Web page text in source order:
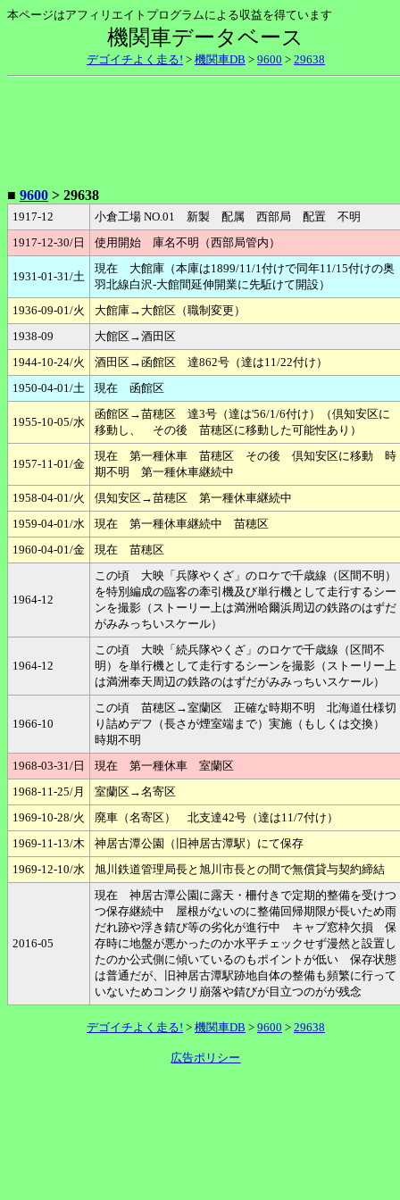
本ページはアフィリエイトプログラムによる収益を得ています
機関車データベース
デゴイチよく走る! > 機関車DB > 9600 > 29638
■ 9600 > 29638
1917-12
小倉工場 NO.01 新製 配属 西部局 配置 不明
1917-12-30/日
使用開始 庫名不明（西部局管内）
1931-01-31/土
現在 大館庫（本庫は1899/11/1付けで同年11/15付けの奥
羽北線白沢-大館間延伸開業に先駈けて開設）
1936-09-01/火
大館庫→大館区（職制変更）
1938-09
大館区→酒田区
1944-10-24/火
酒田区→函館区 達862号（達は11/22付け）
1950-04-01/土
現在 函館区
1955-10-05/水
函館区→苗穂区 達3号（達は'56/1/6付け）（倶知安区に
移動し、 その後 苗穂区に移動した可能性あり）
1957-11-01/金
現在 第一種休車 苗穂区 その後 倶知安区に移動 時
期不明 第一種休車継続中
1958-04-01/火
倶知安区→苗穂区 第一種休車継続中
1959-04-01/水
現在 第一種休車継続中 苗穂区
1960-04-01/金
現在 苗穂区
1964-12
この頃 大映「兵隊やくざ」のロケで千歳線（区間不明）
を特別編成の臨客の牽引機及び単行機として走行するシー
ンを撮影（ストーリー上は満洲哈爾浜周辺の鉄路のはずだ
がみみっちいスケール）
1964-12
この頃 大映「続兵隊やくざ」のロケで千歳線（区間不
明）を単行機として走行するシーンを撮影（ストーリー上
は満洲奉天周辺の鉄路のはずだがみみっちいスケール）
1966-10
この頃 苗穂区→室蘭区 正確な時期不明 北海道仕様切
り詰めデフ（長さが煙室端まで）実施（もしくは交換）
時期不明
1968-03-31/日
現在 第一種休車 室蘭区
1968-11-25/月
室蘭区→名寄区
1969-10-28/火
廃車（名寄区） 北支達42号（達は11/7付け）
1969-11-13/木
神居古潭公園（旧神居古潭駅）にて保存
1969-12-10/水
旭川鉄道管理局長と旭川市長との間で無償貸与契約締結
2016-05
現在 神居古潭公園に露天・柵付きで定期的整備を受けつ
つ保存継続中 屋根がないのに整備回帰期限が長いため雨
だれ跡や浮き錆び等の劣化が進行中 キャブ窓枠欠損 保
存時に地盤が悪かったのか水平チェックせず漫然と設置し
たのか公式側に傾いているのもポイントが低い 保存状態
は普通だが、旧神居古潭駅跡地自体の整備も頻繁に行って
いないためコンクリ崩落や錆びが目立つのがが残念
デゴイチよく走る! > 機関車DB > 9600 > 29638
広告ポリシー